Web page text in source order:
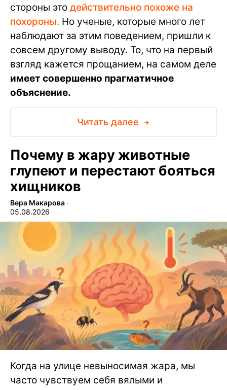
стороны это действительно похоже на
похороны. Но ученые, которые много лет
наблюдают за этим поведением, пришли к
совсем другому выводу. То, что на первый
взгляд кажется прощанием, на самом деле
имеет совершенно прагматичное
объяснение.
Читать далее
Почему в жару животные
глупеют и перестают бояться
хищников
Вера Макарова ∙
05.08.2026
Когда на улице невыносимая жара, мы
часто чувствуем себя вялыми и